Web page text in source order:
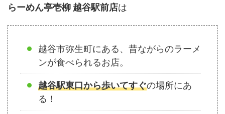
らーめん亭壱柳 越谷駅前店は
越谷市弥生町にある、昔ながらのラーメ
ンが食べられるお店。
越谷駅東口から歩いてすぐの場所にあ
る！